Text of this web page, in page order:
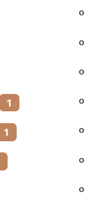
1
1
⚬
⚬
⚬
⚬
⚬
⚬
⚬